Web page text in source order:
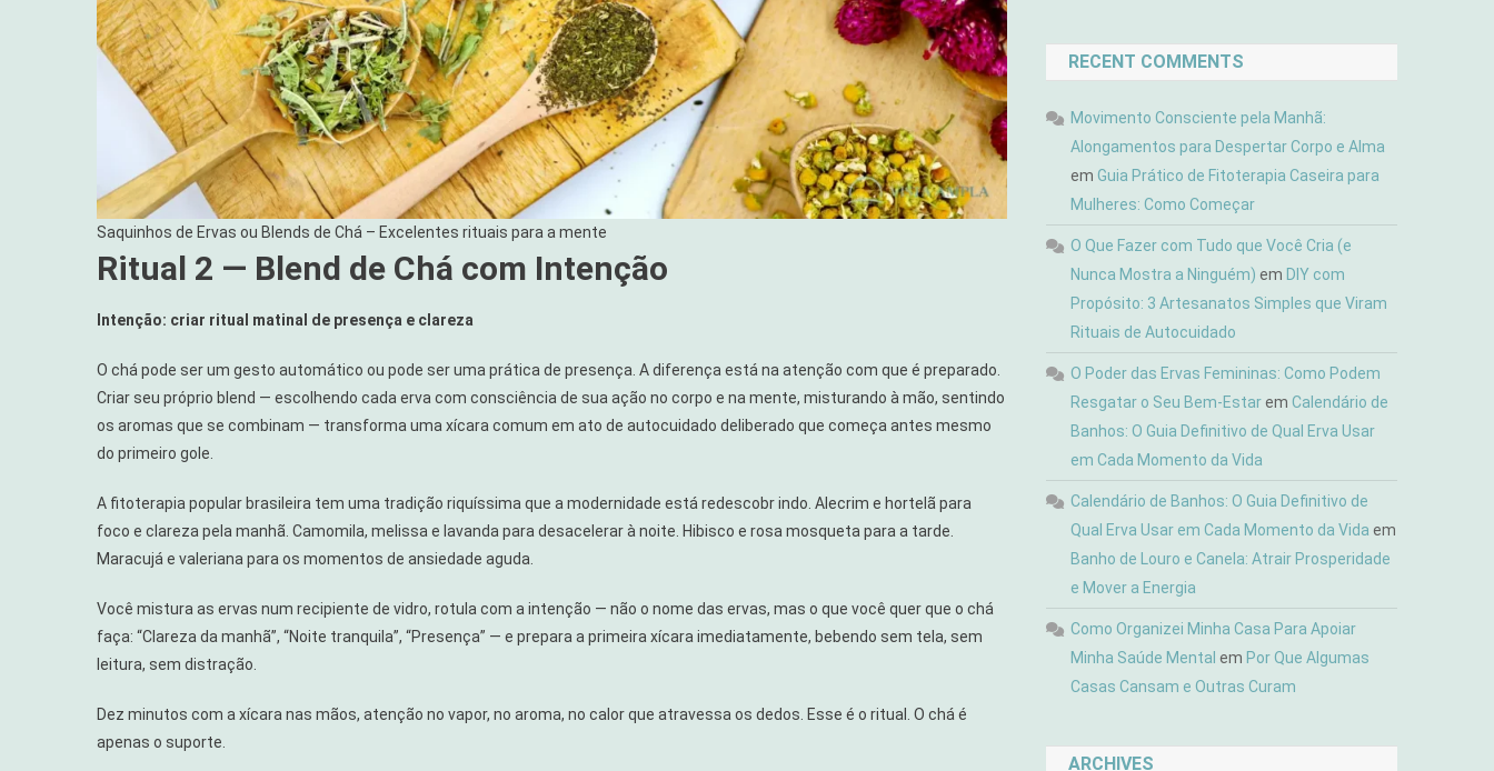
Saquinhos de Ervas ou Blends de Chá – Excelentes rituais para a mente
Ritual 2 — Blend de Chá com Intenção
Intenção: criar ritual matinal de presença e clareza
O chá pode ser um gesto automático ou pode ser uma prática de presença. A diferença está na atenção com que é preparado.
Criar seu próprio blend — escolhendo cada erva com consciência de sua ação no corpo e na mente, misturando à mão, sentindo
os aromas que se combinam — transforma uma xícara comum em ato de autocuidado deliberado que começa antes mesmo
do primeiro gole.
A fitoterapia popular brasileira tem uma tradição riquíssima que a modernidade está redescobr indo. Alecrim e hortelã para
foco e clareza pela manhã. Camomila, melissa e lavanda para desacelerar à noite. Hibisco e rosa mosqueta para a tarde.
Maracujá e valeriana para os momentos de ansiedade aguda.
Você mistura as ervas num recipiente de vidro, rotula com a intenção — não o nome das ervas, mas o que você quer que o chá
faça: “Clareza da manhã”, “Noite tranquila”, “Presença” — e prepara a primeira xícara imediatamente, bebendo sem tela, sem
leitura, sem distração.
Dez minutos com a xícara nas mãos, atenção no vapor, no aroma, no calor que atravessa os dedos. Esse é o ritual. O chá é
apenas o suporte.
RECENT COMMENTS
Movimento Consciente pela Manhã:
Alongamentos para Despertar Corpo e Alma
emGuia Prático de Fitoterapia Caseira para
Mulheres: Como Começar
O Que Fazer com Tudo que Você Cria (e
Nunca Mostra a Ninguém) em DIY com
Propósito: 3 Artesanatos Simples que Viram
Rituais de Autocuidado
O Poder das Ervas Femininas: Como Podem
Resgatar o Seu Bem-EstaremCalendário de
Banhos: O Guia Definitivo de Qual Erva Usar
em Cada Momento da Vida
Calendário de Banhos: O Guia Definitivo de
Qual Erva Usar em Cada Momento da Vida em
Banho de Louro e Canela: Atrair Prosperidade
e Mover a Energia
Como Organizei Minha Casa Para Apoiar
Minha Saúde Mental em Por Que Algumas
Casas Cansam e Outras Curam
ARCHIVES